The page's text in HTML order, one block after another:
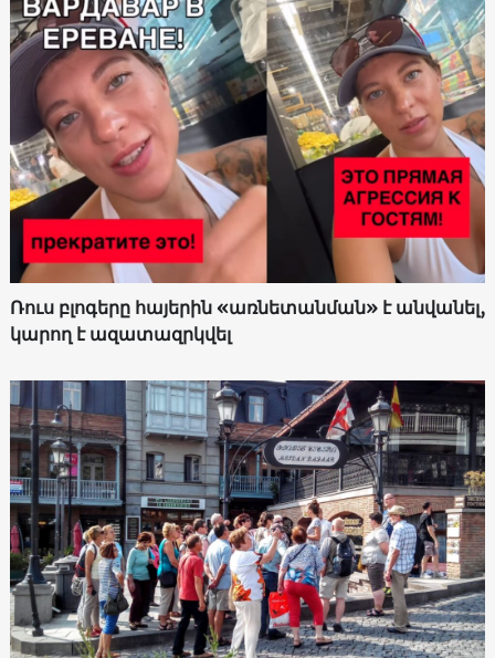
Ռուս բլոգերը հայերին «առնետանման» է անվանել,
կարող է ազատազրկվել